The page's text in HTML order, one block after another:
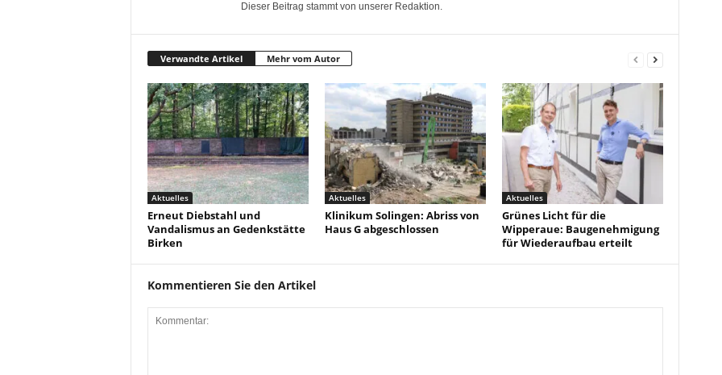
Dieser Beitrag stammt von unserer Redaktion.
Verwandte Artikel Mehr vom Autor
Aktuelles
Erneut Diebstahl und
Vandalismus an Gedenkstätte
Birken
Aktuelles
Klinikum Solingen: Abriss von
Haus G abgeschlossen
Aktuelles
Grünes Licht für die
Wipperaue: Baugenehmigung
für Wiederaufbau erteilt
Kommentieren Sie den Artikel